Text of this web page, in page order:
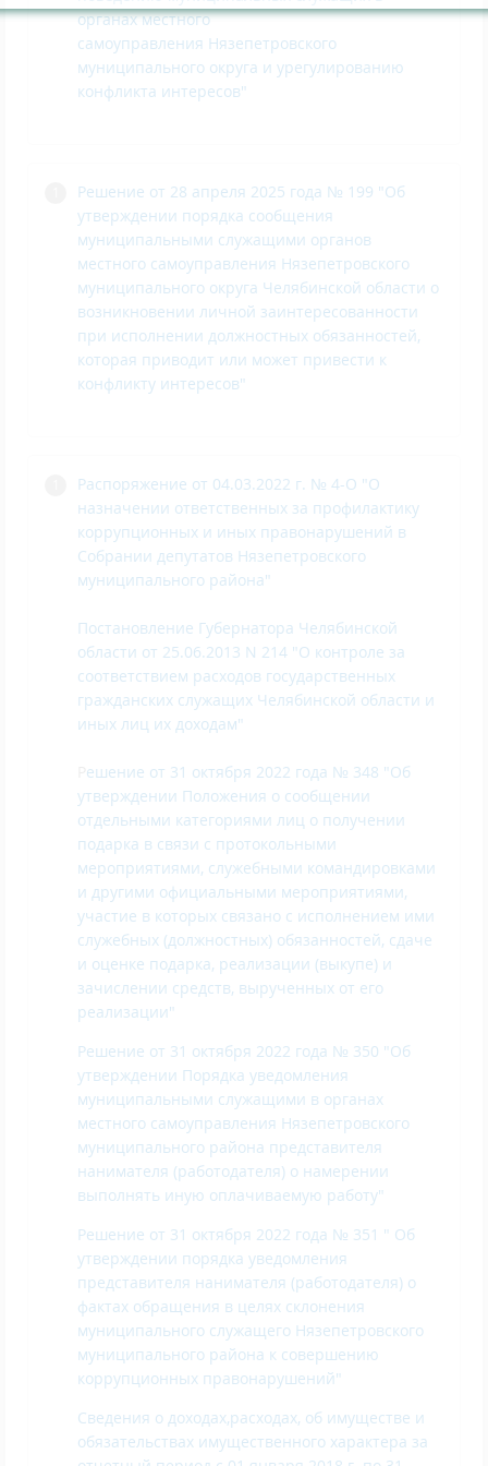
органах местного
самоуправления Нязепетровского
муниципального округа и урегулированию
конфликта интересов"
Решение от 28 апреля 2025 года № 199 "Об
утверждении порядка сообщения
муниципальными служащими органов
местного самоуправления Нязепетровского
муниципального округа Челябинской области о
возникновении личной заинтересованности
при исполнении должностных обязанностей,
которая приводит или может привести к
конфликту интересов"
Распоряжение от 04.03.2022 г. № 4-О "О
назначении ответственных за профилактику
коррупционных и иных правонарушений в
Собрании депутатов Нязепетровского
муниципального района"
Постановление Губернатора Челябинской
области от 25.06.2013 N 214 "О контроле за
соответствием расходов государственных
гражданских служащих Челябинской области и
иных лиц их доходам"
ешение от 31 октября 2022 года № 348 "Об
утверждении Положения о сообщении
отдельными категориями лиц о получении
подарка в связи с протокольными
мероприятиями, служебными командировками
и другими официальными мероприятиями,
участие в которых связано с исполнением ими
служебных (должностных) обязанностей, сдаче
и оценке подарка, реализации (выкупе) и
зачислении средств, вырученных от его
реализации"
Решение от 31 октября 2022 года № 350 "Об
утверждении Порядка уведомления
муниципальными служащими в органах
местного самоуправления Нязепетровского
муниципального района представителя
нанимателя (работодателя) о намерении
выполнять иную оплачиваемую работу"
Решение от 31 октября 2022 года № 351 " Об
утверждении порядка уведомления
представителя нанимателя (работодателя) о
фактах обращения в целях склонения
муниципального служащего Нязепетровского
муниципального района к совершению
коррупционных правонарушений"
Сведения о доходах,расходах, об имуществе и
обязательствах имущественного характера за